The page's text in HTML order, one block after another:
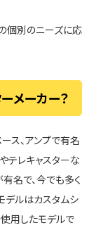
個別のニーズに応
メーカー？
ス、アンプで有名
テレキャスターな
名で、今でも多く
デルはカスタムシ
用したモデルで